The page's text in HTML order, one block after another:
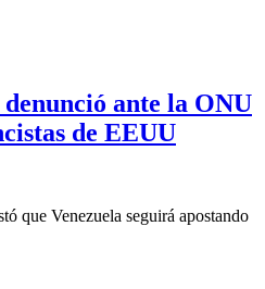
ante la ONU
de EEUU
que Venezuela seguirá apostando